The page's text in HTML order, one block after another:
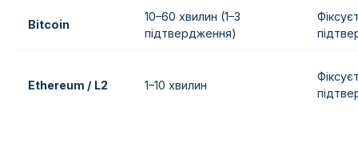
Bitcoin
10–60 хвилин (1–3
підтвердження)
Ethereum / L2 1–10 хвилин